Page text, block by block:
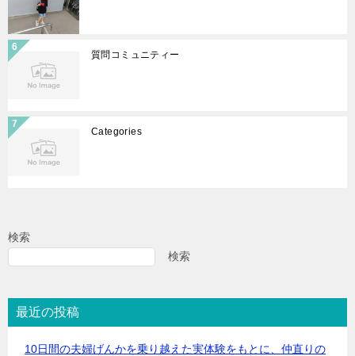
質問コミュニティー
Categories
検索
検索
最近の投稿
10日間の夫婦げんかを乗り越えた実体験をもとに、仲直りの